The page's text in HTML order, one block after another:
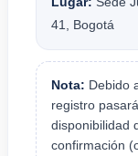
41, Bogotá
Nota: Debido
registro
disponibilidad
confirmación